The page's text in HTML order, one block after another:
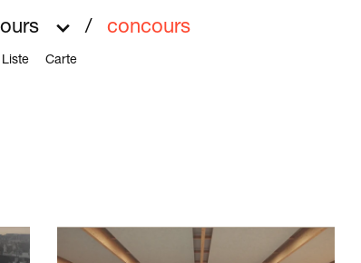
/ concours
Liste Carte